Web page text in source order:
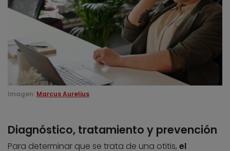
Imagen: Marcus Aurelius
Diagnóstico, tratamiento y prevención
Para determinar que se trata de una otitis, el